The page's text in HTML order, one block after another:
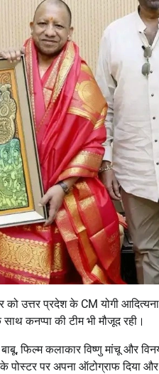
को उत्तर प्रदेश के CM योगी
कनप्पा की टीम भी मौजूद रही।
फिल्म कलाकार विष्णु मांचू और
पर अपना ऑटोग्राफ दिया